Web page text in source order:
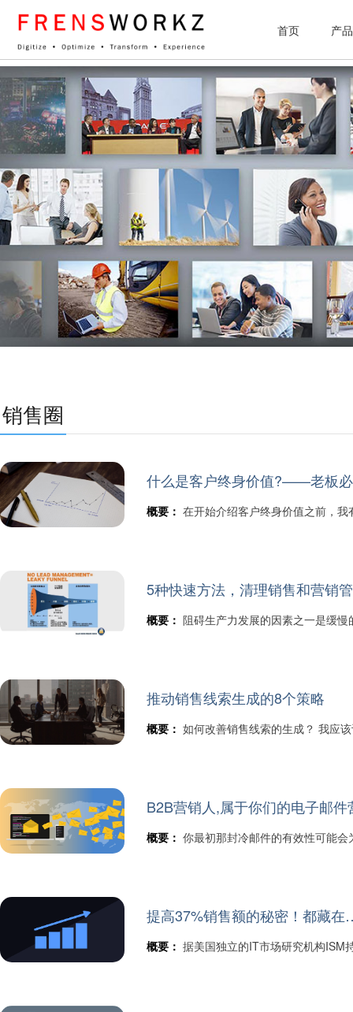
首页
产品
销售圈
什么是客户终身价值?——老板
概要： 在开始介绍客户终身价值之前，
5种快速方法，清理销售和营销
概要： 阻碍生产力发展的因素之一是缓
推动销售线索生成的8个策略
概要： 如何改善销售线索的生成？ 我应
B2B营销人,属于你们的电子邮
概要： 你最初那封冷邮件的有效性可能
提高37%销售额的秘密！都藏
概要： 据美国独立的IT市场研究机构ISM